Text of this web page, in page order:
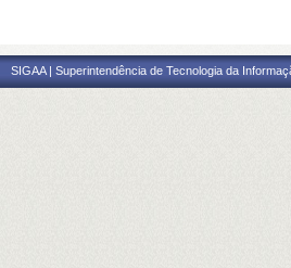
SIGAA | Superintendência de Tecnologia da